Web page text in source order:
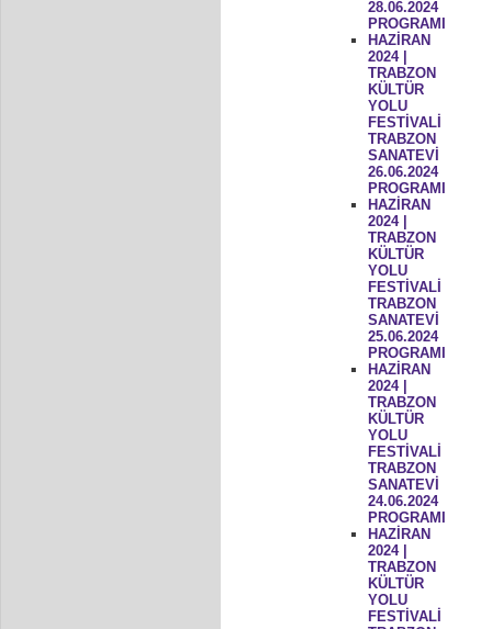
28.06.2024
PROGRAMI
HAZİRAN
2024 |
TRABZON
KÜLTÜR
YOLU
FESTİVALİ
TRABZON
SANATEVİ
26.06.2024
PROGRAMI
HAZİRAN
2024 |
TRABZON
KÜLTÜR
YOLU
FESTİVALİ
TRABZON
SANATEVİ
25.06.2024
PROGRAMI
HAZİRAN
2024 |
TRABZON
KÜLTÜR
YOLU
FESTİVALİ
TRABZON
SANATEVİ
24.06.2024
PROGRAMI
HAZİRAN
2024 |
TRABZON
KÜLTÜR
YOLU
FESTİVALİ